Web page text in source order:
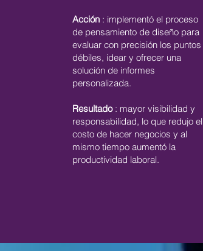
Acción: implementó el proceso
de pensamiento de diseño para
evaluar con precisión los puntos
débiles, idear y ofrecer una
solución de informes
personalizada.
Resultado: mayor visibilidad y
responsabilidad, lo que redujo el
costo de hacer negocios y al
mismo tiempo aumentó la
productividad laboral.